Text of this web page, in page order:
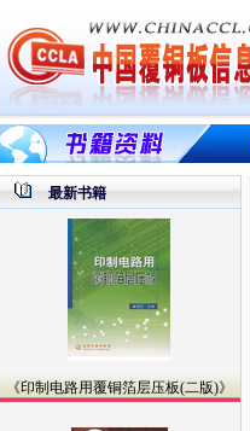
最新书籍
《印制电路用覆铜箔层压板(二版)》